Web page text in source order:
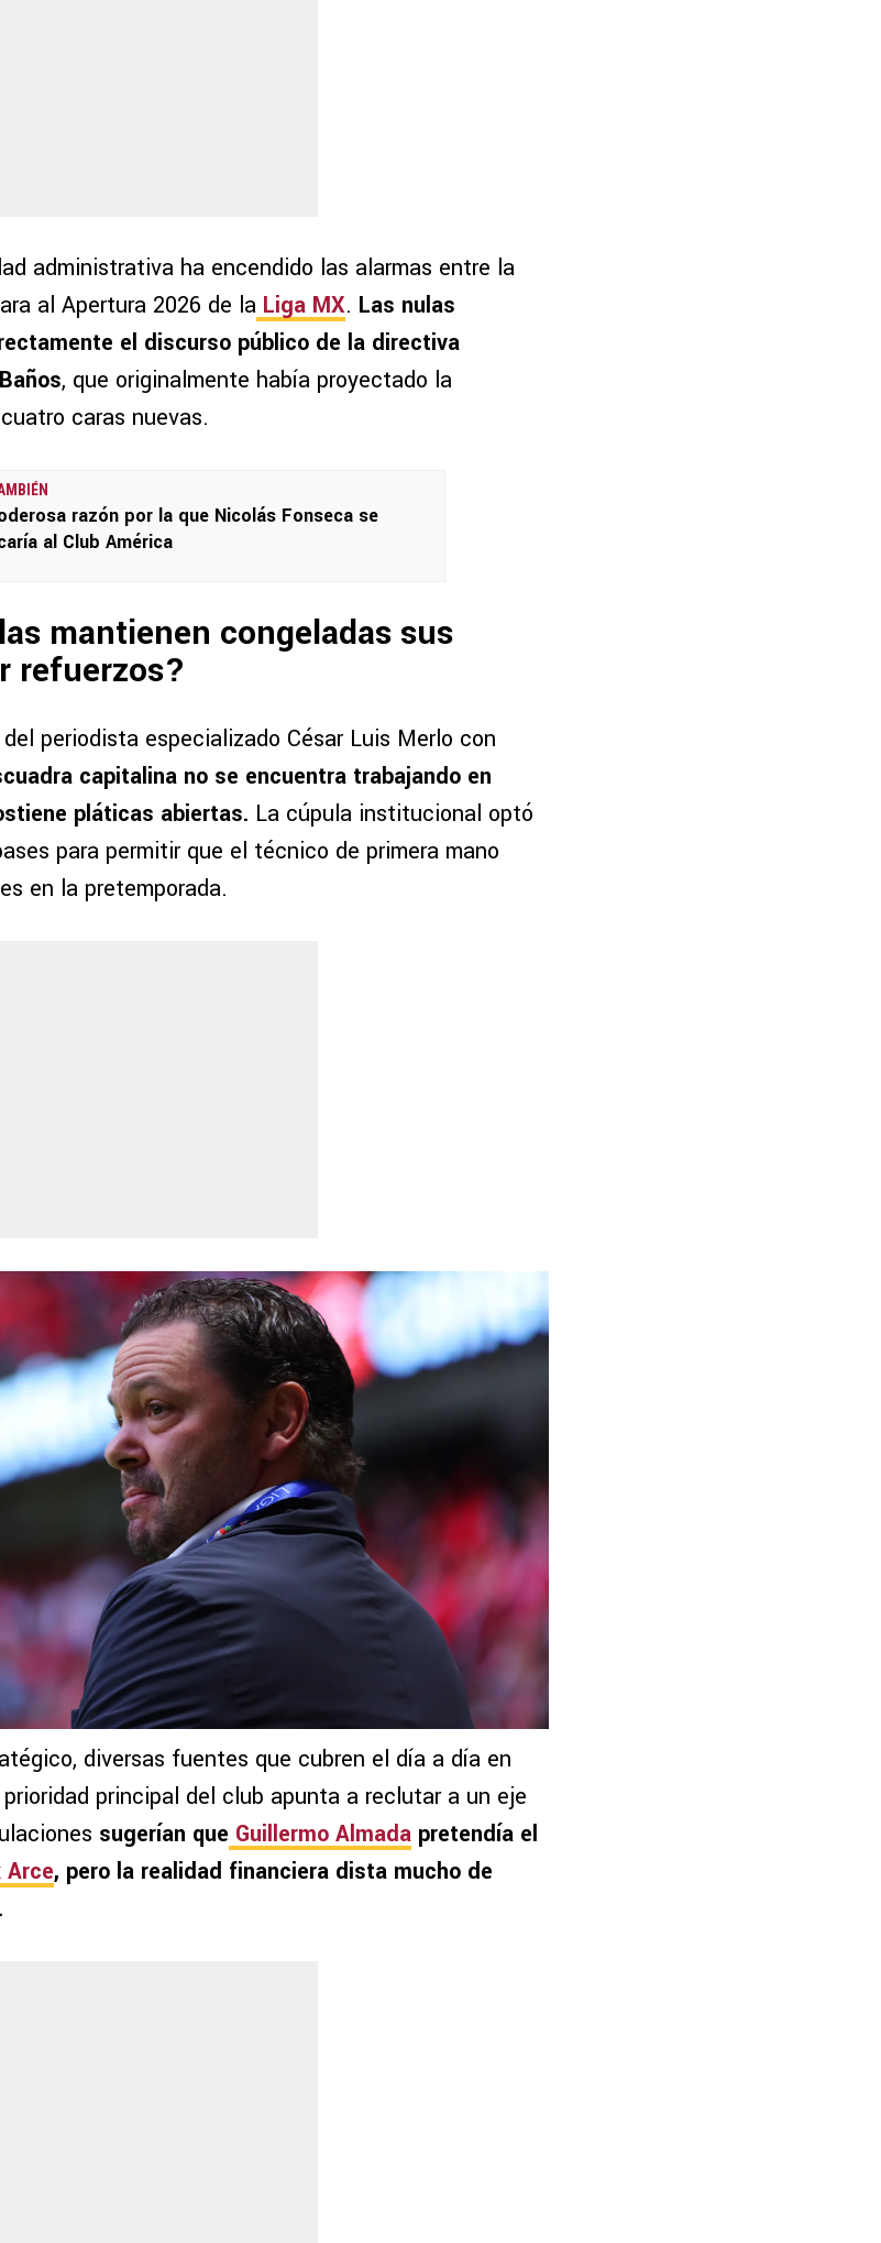
administrativa ha encendido las alarmas entre la
al Apertura 2026 de la Liga MX. Las nulas
el discurso público de la directiva
, que originalmente había proyectado la
caras nuevas.
razón por la que Nicolás Fonseca se
al Club América
mantienen congeladas sus
refuerzos?
periodista especializado César Luis Merlo con
capitalina no se encuentra trabajando en
pláticas abiertas. La cúpula institucional optó
para permitir que el técnico de primera mano
en la pretemporada.
diversas fuentes que cubren el día a día en
principal del club apunta a reclutar a un eje
sugerían que Guillermo Almada pretendía el
Arce, pero la realidad financiera dista mucho de